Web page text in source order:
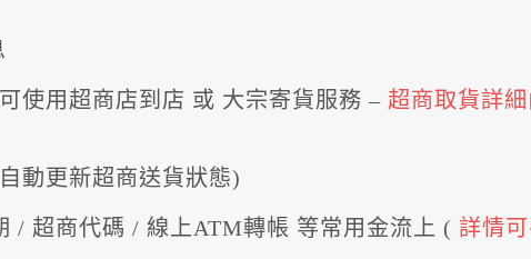
使用超商店到店 或 大宗寄貨服務 – 超商取貨詳細
動更新超商送貨狀態)
/ 超商代碼 / 線上ATM轉帳 等常用金流上 ( 詳情